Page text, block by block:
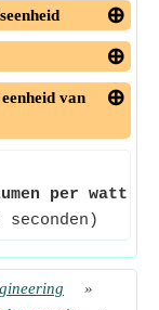
van
per watt
»